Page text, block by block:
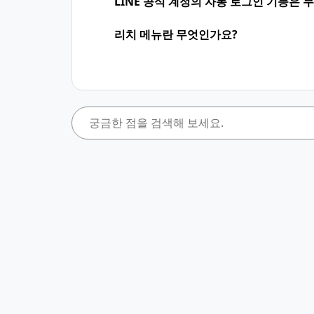
리치 메뉴란 무엇인가요?